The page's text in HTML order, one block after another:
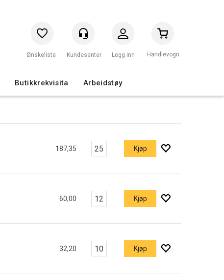
Logg inn Handlevogn
Butikkrekvisita Arbeidstøy
187,35 Kjøp
60,00 Kjøp
32,20 Kjøp